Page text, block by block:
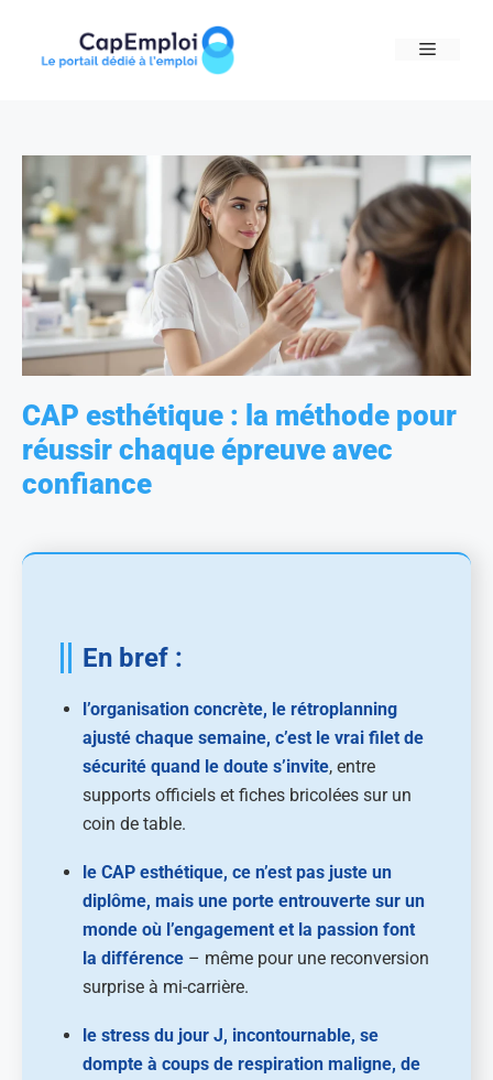
content
MENU
CAP esthétique : la méthode pour
réussir chaque épreuve avec
confiance
En bref :
l’organisation concrète, le rétroplanning
ajusté chaque semaine, c’est le vrai filet de
sécurité quand le doute s’invite, entre
supports officiels et fiches bricolées sur un
coin de table.
le CAP esthétique, ce n’est pas juste un
diplôme, mais une porte entrouverte sur un
monde où l’engagement et la passion font
la différence – même pour une reconversion
surprise à mi-carrière.
le stress du jour J, incontournable, se
dompte à coups de respiration maligne, de